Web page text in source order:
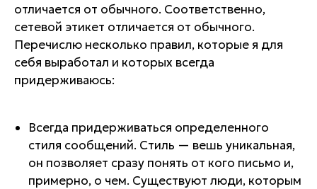
отличается от обычного. Соответственно,
сетевой этикет отличается от обычного.
Перечислю несколько правил, которые я для
себя выработал и которых всегда
придерживаюсь:
Всегда придерживаться определенного
стиля сообщений. Стиль — вешь уникальная,
он позволяет сразу понять от кого письмо и,
примерно, о чем. Существуют люди, которым